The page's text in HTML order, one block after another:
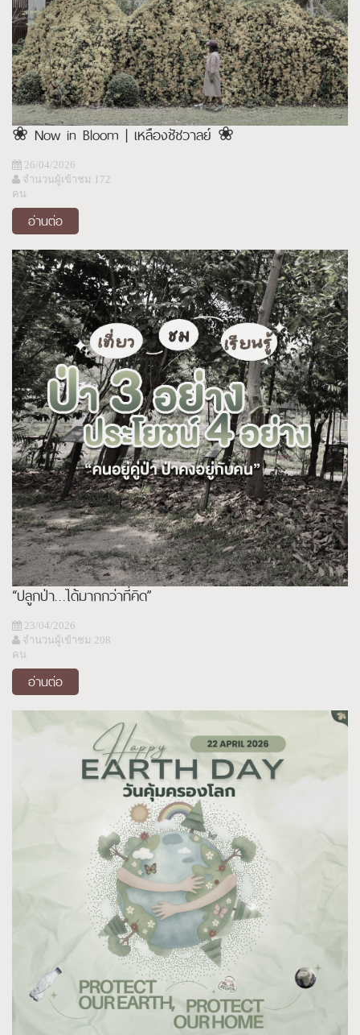
❀ Now in Bloom | เหลืองชัชวาลย์ ❀
26/04/2026
จำนวนผู้เข้าชม 172
คน
อ่านต่อ
“ปลูกป่า…ได้มากกว่าที่คิด”
23/04/2026
จำนวนผู้เข้าชม 208
คน
อ่านต่อ